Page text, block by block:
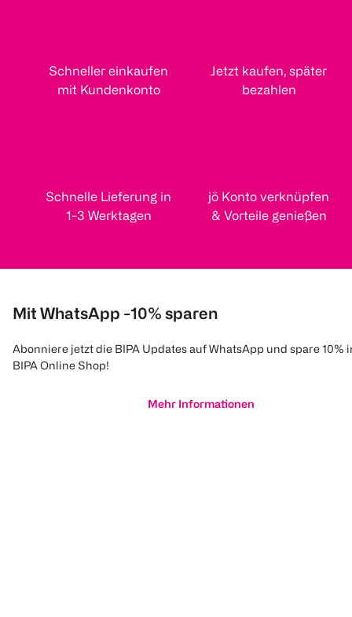
Schneller einkaufen
mit Kundenkonto
Jetzt kaufen, später
bezahlen
Schnelle Lieferung in
1-3 Werktagen
jö Konto verknüpfen
& Vorteile genießen
Mit WhatsApp -10% sparen
Abonniere jetzt die BIPA Updates auf WhatsApp und spare 10%
BIPA Online Shop!
Mehr Informationen